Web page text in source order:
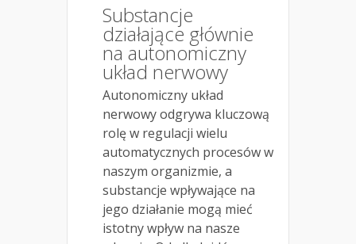
Substancje
działające głównie
na autonomiczny
układ nerwowy
Autonomiczny układ
nerwowy odgrywa kluczową
rolę w regulacji wielu
automatycznych procesów w
naszym organizmie, a
substancje wpływające na
jego działanie mogą mieć
istotny wpływ na nasze